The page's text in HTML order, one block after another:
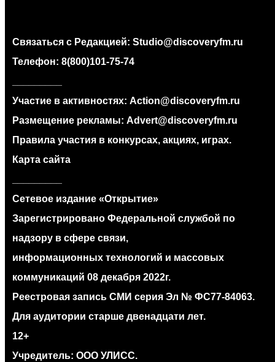
Связаться с Редакцией: Studio@discoveryfm.ru
Телефон: 8(800)101-75-74
Участие в активностях: Action@discoveryfm.ru
Размещение рекламы: Advert@discoveryfm.ru
Правила участия в конкурсах, акциях, играх.
Карта сайта
Сетевое издание «Открытие»
Зарегистрировано Федеральной службой по
надзору в сфере связи,
информационных технологий и массовых
коммуникаций 08 декабря 2022г.
Реестровая запись СМИ серия Эл № ФС77‐84063.
Для аудитории старше двенадцати лет.
12+
Учредитель: ООО УЛИСС.